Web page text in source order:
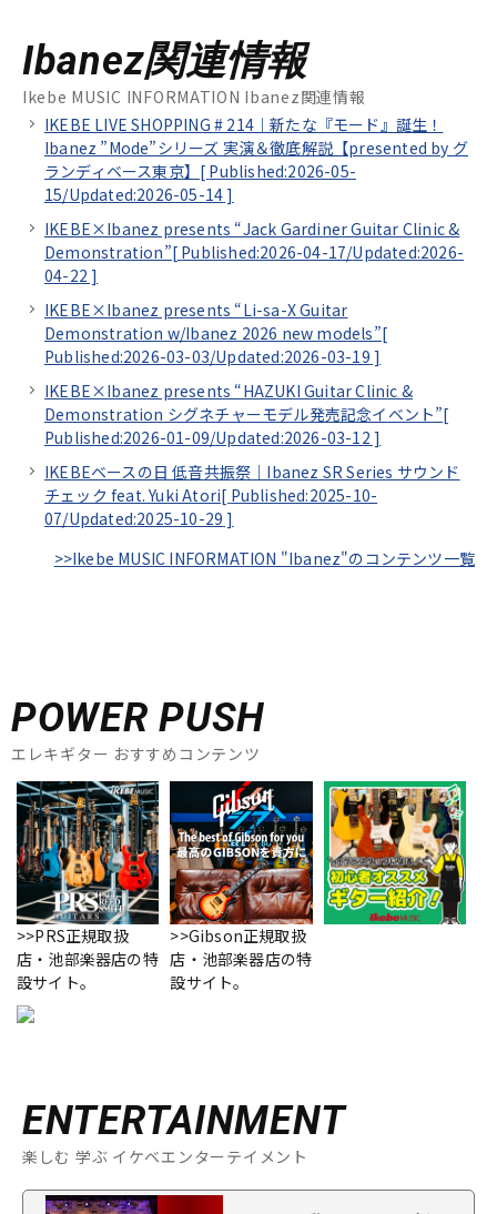
Ibanez関連情報
Ikebe MUSIC INFORMATION Ibanez関連情報
IKEBE LIVE SHOPPING # 214｜新たな『モード』誕生！
Ibanez ”Mode”シリーズ 実演＆徹底解説【presented by グ
ランディベース東京】[ Published:2026-05-
15/Updated:2026-05-14 ]
IKEBE×Ibanez presents “Jack Gardiner Guitar Clinic &
Demonstration”[ Published:2026-04-17/Updated:2026-
04-22 ]
IKEBE×Ibanez presents “Li-sa-X Guitar
Demonstration w/Ibanez 2026 new models”[
Published:2026-03-03/Updated:2026-03-19 ]
IKEBE×Ibanez presents “HAZUKI Guitar Clinic &
Demonstration シグネチャーモデル発売記念イベント”[
Published:2026-01-09/Updated:2026-03-12 ]
IKEBEベースの日 低音共振祭｜Ibanez SR Series サウンド
チェック feat. Yuki Atori[ Published:2025-10-
07/Updated:2025-10-29 ]
>>Ikebe MUSIC INFORMATION "Ibanez"のコンテンツ一覧
POWER PUSH
エレキギター おすすめコンテンツ
>>PRS正規取扱
店・池部楽器店の特
設サイト。
>>Gibson正規取扱
店・池部楽器店の特
設サイト。
ENTERTAINMENT
楽しむ 学ぶ イケベエンターテイメント